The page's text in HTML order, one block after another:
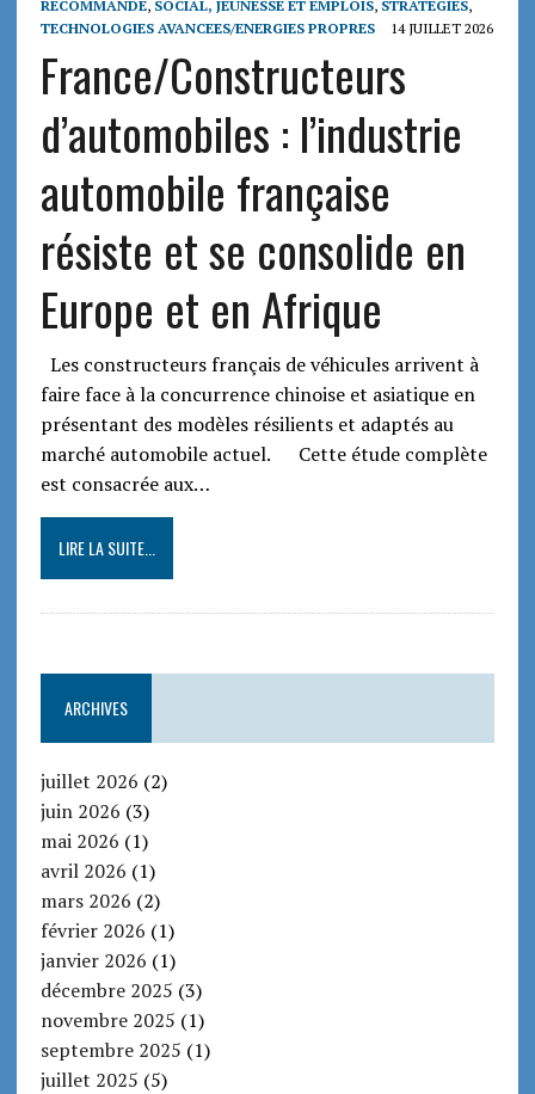
RECOMMANDE, SOCIAL, JEUNESSE ET EMPLOIS, STRATEGIES,
TECHNOLOGIES AVANCEES/ENERGIES PROPRES
14 JUILLET 2026
France/Constructeurs
d’automobiles : l’industrie
automobile française
résiste et se consolide en
Europe et en Afrique
Les constructeurs français de véhicules arrivent à
faire face à la concurrence chinoise et asiatique en
présentant des modèles résilients et adaptés au
marché automobile actuel. Cette étude complète
est consacrée aux…
LIRE LA SUITE...
ARCHIVES
juillet 2026 (2)
juin 2026 (3)
mai 2026 (1)
avril 2026 (1)
mars 2026 (2)
février 2026 (1)
janvier 2026 (1)
décembre 2025 (3)
novembre 2025 (1)
septembre 2025 (1)
juillet 2025 (5)